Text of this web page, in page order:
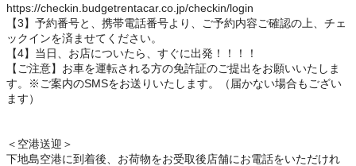
https://checkin.budgetrentacar.co.jp/checkin/login
【3】予約番号と、携帯電話番号より、ご予約内容ご確認の上、チェ
ックインを済ませてください。
【4】当日、お店についたら、すぐに出発！！！！
【ご注意】お車を運転される方の免許証のご提出をお願いいたしま
す。※ご案内のSMSをお送りいたします。（届かない場合もござい
ます）
＜空港送迎＞
下地島空港に到着後、お荷物をお受取後店舗にお電話をいただけれ